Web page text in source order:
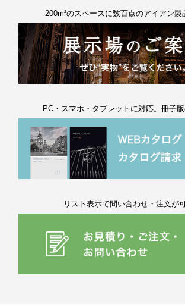
200m²のスペースに数百点のアイアン製
PC・スマホ・タブレットに対応。冊子版
リスト表示で問い合わせ・注文が可